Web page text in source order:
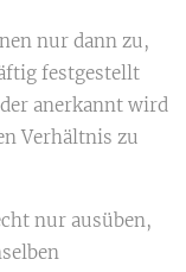
nur dann zu,
festgestellt
anerkannt wird
Verhältnis zu
nur ausüben,